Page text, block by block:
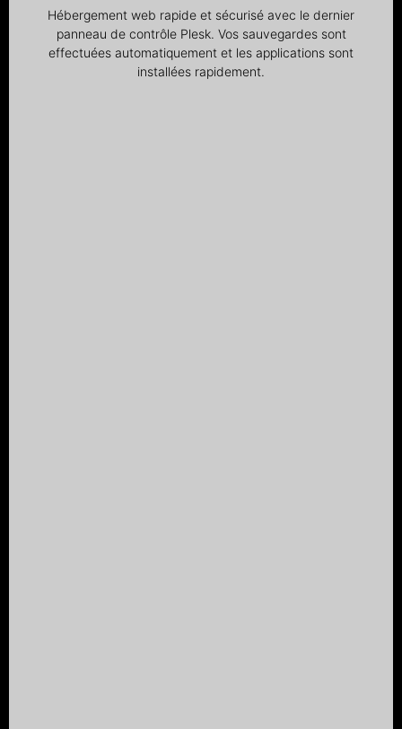
Hébergement web rapide et sécurisé avec le dernier
panneau de contrôle Plesk. Vos sauvegardes sont
effectuées automatiquement et les applications sont
installées rapidement.